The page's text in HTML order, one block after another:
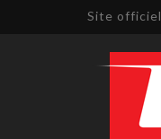
Site